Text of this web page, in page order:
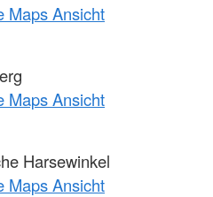
Maps Ansicht
Maps Ansicht
Harsewinkel
Maps Ansicht